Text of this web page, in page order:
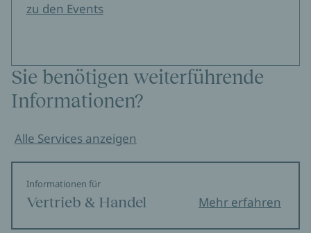
zu den Events
Sie benötigen weiterführende
Informationen?
Alle Services anzeigen
Informationen für
Vertrieb & Handel Mehr erfahren